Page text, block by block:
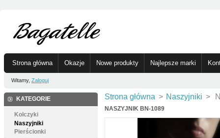
Strona główna Okazje Nowe produkty Najlepsze marki
Witamy, Zaloguj
KATEGORIE
Kolczyki
Naszyjniki
Pierścionki
Strona główna > Naszyjniki >
NASZYJNIK BN-1089